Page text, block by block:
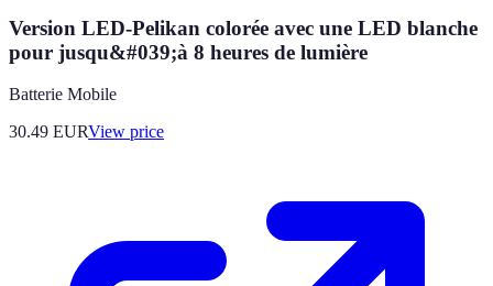
Version LED-Pelikan colorée avec une LED blanche
pour jusqu&#039;à 8 heures de lumière
Batterie Mobile
30.49 EURView price